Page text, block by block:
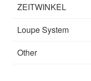
ZEITWINKEL
Loupe System
Other